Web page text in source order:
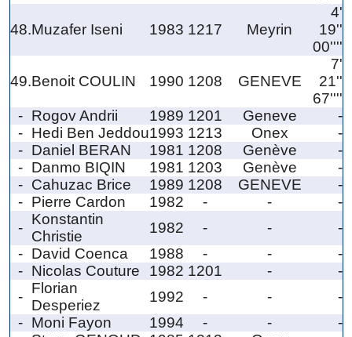
48.Muzafer Iseni 1983 1217 Meyrin
4'
19''
00''''
49.Benoit COULIN 1990 1208 GENEVE
7'
21''
67''''
- Rogov Andrii 1989 1201 Geneve
-
- Hedi Ben Jeddou1993 1213 Onex
-
- Daniel BERAN 1981 1208 Genève
-
- Danmo BIQIN 1981 1203 Genève
-
- Cahuzac Brice 1989 1208 GENEVE
-
- Pierre Cardon 1982 - -
-
-
Konstantin
Christie
1982 - -
-
- David Coenca 1988 - -
-
- Nicolas Couture 1982 1201 -
-
-
Florian
Desperiez
1992 - -
-
- Moni Fayon 1994 - -
-